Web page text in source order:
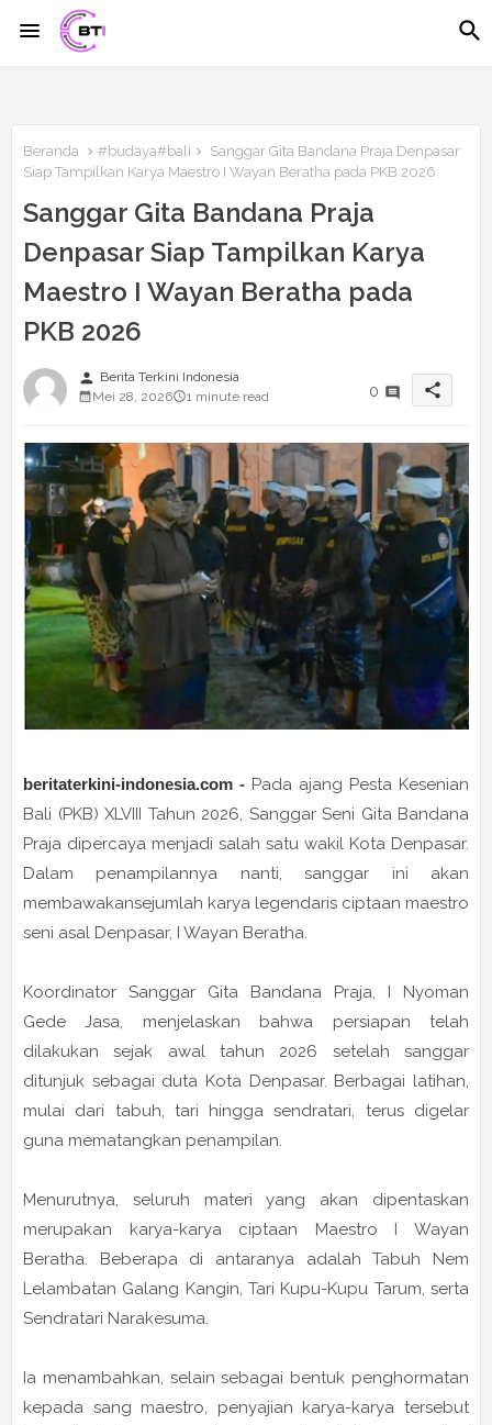
Beranda #budaya#bali
Sanggar Gita Bandana Praja Denpasar
Siap Tampilkan Karya Maestro I Wayan Beratha pada PKB 2026
Sanggar Gita Bandana Praja
Denpasar Siap Tampilkan Karya
Maestro I Wayan Beratha pada
PKB 2026
person Berita Terkini Indonesia
Mei 28, 2026
1 minute read 0 share
beritaterkini-indonesia.com - Pada ajang Pesta Kesenian
Bali (PKB) XLVIII Tahun 2026, Sanggar Seni Gita Bandana
Praja dipercaya menjadi salah satu wakil Kota Denpasar.
Dalam penampilannya nanti, sanggar ini akan
membawakansejumlah karya legendaris ciptaan maestro
seni asal Denpasar, I Wayan Beratha.
Koordinator Sanggar Gita Bandana Praja, I Nyoman
Gede Jasa, menjelaskan bahwa persiapan telah
dilakukan sejak awal tahun 2026 setelah sanggar
ditunjuk sebagai duta Kota Denpasar. Berbagai latihan,
mulai dari tabuh, tari hingga sendratari, terus digelar
guna mematangkan penampilan.
Menurutnya, seluruh materi yang akan dipentaskan
merupakan karya-karya ciptaan Maestro I Wayan
Beratha. Beberapa di antaranya adalah Tabuh Nem
Lelambatan Galang Kangin, Tari Kupu-Kupu Tarum, serta
Sendratari Narakesuma.
Ia menambahkan, selain sebagai bentuk penghormatan
kepada sang maestro, penyajian karya-karya tersebut